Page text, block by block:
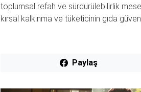
toplumsal refah ve sürdürülebilirlik
kırsal kalkınma ve tüketicinin gıda
Paylaş